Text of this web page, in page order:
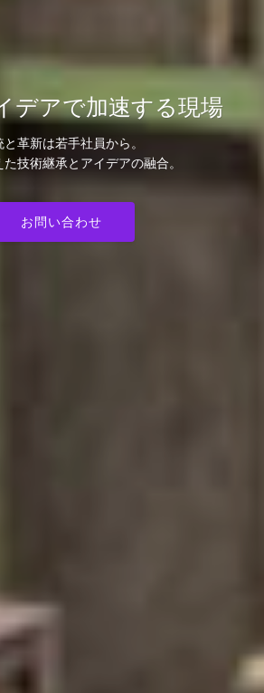
デアで加速する現場
と革新は若手社員から。
技術継承とアイデアの融合。
お問い合わせ